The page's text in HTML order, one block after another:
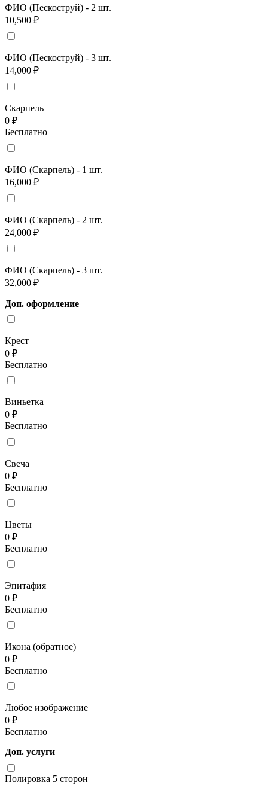
ФИО (Пескоструй) - 2 шт.
10,500 ₽
ФИО (Пескоструй) - 3 шт.
14,000 ₽
Скарпель
0 ₽
Бесплатно
ФИО (Скарпель) - 1 шт.
16,000 ₽
ФИО (Скарпель) - 2 шт.
24,000 ₽
ФИО (Скарпель) - 3 шт.
32,000 ₽
Доп. оформление
Крест
0 ₽
Бесплатно
Виньетка
0 ₽
Бесплатно
Свеча
0 ₽
Бесплатно
Цветы
0 ₽
Бесплатно
Эпитафия
0 ₽
Бесплатно
Икона (обратное)
0 ₽
Бесплатно
Любое изображение
0 ₽
Бесплатно
Доп. услуги
Полировка 5 сторон